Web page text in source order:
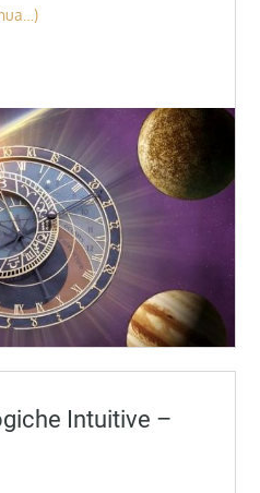
Intuitive –